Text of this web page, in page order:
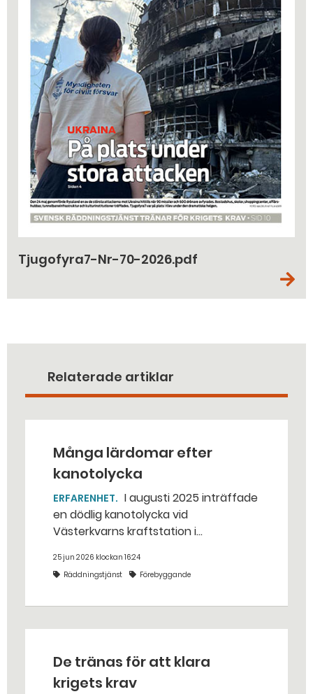
Tjugofyra7-Nr-70-2026.pdf
Relaterade artiklar
Många lärdomar efter
kanotolycka
ERFARENHET
en dödlig kanotolycka vid
Västerkvarns kraftstation i
25 jun 2026 klockan 16:24
Räddningstjänst
Förebyggande
De tränas för att klara
krigets krav